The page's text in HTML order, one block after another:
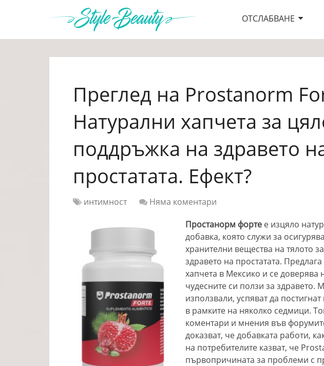
ОТСЛАБВАНЕ
Преглед на Prostanorm
Натурални хапчета за
поддръжка на здравето
простатата. Ефект?
интимност
Няма коментари
Простанорм форте е изцяло
добавка, която служи за
хранителни вещества на тялото
здравето на простатата.
хапчета в Мексико и се
чудесните си ползи за здравето.
използвали, успяват да
в рамките на няколко седмици.
коментари и мнения във
доказват, че добавката работи,
на потребителите казват, че
първопричината за проблеми с